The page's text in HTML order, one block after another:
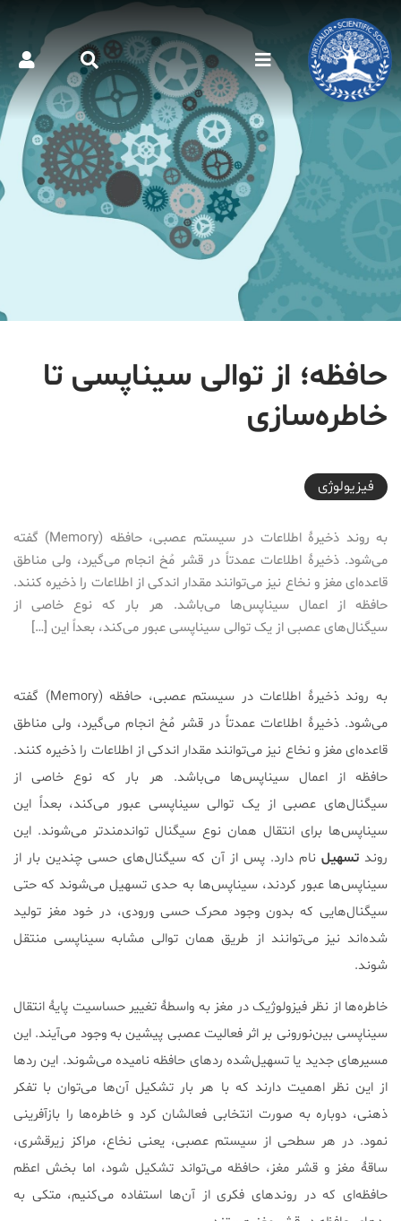
حافظه؛ از توالی سیناپسی تا
خاطره‌سازی
2017-05-10T00:29:02+04:30
فیزیولوژی
به روند ذخیرۀ اطلاعات در سیستم عصبی، حافظه (Memory) گفته
می‌شود. ذخیرۀ اطلاعات عمدتاً در قشر مُخ انجام می‌گیرد، ولی مناطق
قاعده‌ای مغز و نخاع نیز می‌توانند مقدار اندکی از اطلاعات را ذخیره کنند.
حافظه از اعمال سیناپس‌ها می‌باشد. هر بار که نوع خاصی از
سیگنال‌های عصبی از یک توالی سیناپسی عبور می‌کند، بعداً این […]
به روند ذخیرۀ اطلاعات در سیستم عصبی، حافظه (Memory) گفته
می‌شود.ذخیرۀ اطلاعات عمدتاً در قشر مُخ انجام می‌گیرد، ولی مناطق
قاعده‌ای مغز و نخاع نیز می‌توانند مقدار اندکی از اطلاعات را ذخیره کنند.
حافظه از اعمال سیناپس‌ها می‌باشد. هر بار که نوع خاصی از
سیگنال‌های عصبی از یک توالی سیناپسی عبور می‌کند، بعداً این
سیناپس‌ها برای انتقال همان نوع سیگنال تواندمندتر می‌شوند. این
روندتسهیل نام دارد. پس از آن که سیگنال‌های حسی چندین بار از
سیناپس‌ها عبور کردند، سیناپس‌ها به حدی تسهیل می‌شوند که حتی
سیگنال‌هایی که بدون وجود محرک حسی ورودی، در خود مغز تولید
شده‌اند نیز می‌توانند از طریق همان توالی مشابه سیناپسی منتقل
شوند.
خاطره‌ها از نظر فیزولوژیک در مغز به واسطۀ تغییر حساسیت پایۀ انتقال
سیناپسی بین‌نورونی بر اثر فعالیت عصبی پیشین به وجود می‌آیند. این
مسیرهای جدید یا تسهیل‌شده ردهای حافظه نامیده می‌شوند. این ردها
از این نظر اهمیت دارند که با هر بار تشکیل آن‌ها می‌توان با تفکر
ذهنی، دوباره به صورت انتخابی فعالشان کرد و خاطره‌ها را بازآفرینی
نمود. در هر سطحی از سیستم عصبی، یعنی نخاع، مراکز زیرقشری،
ساقۀ مغز و قشر مغز، حافظه می‌تواند تشکیل شود، اما بخش اعظم
حافظه‌ای که در روندهای فکری از آن‌ها استفاده می‌کنیم، متکی به